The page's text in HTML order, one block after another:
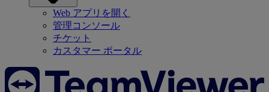
Web アプリを開く
管理コンソール
チケット
カスタマー ポータル